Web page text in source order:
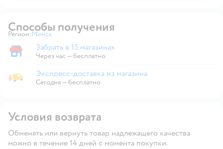
Способы получения
Регион: Выбор адреса доставки.
Минск
Забрать в магазине
Забрать в 15 магазинах
Через час — бесплатно
Экспресс-доставка из магазина
Экспресс-доставка из магазина
Сегодня—бесплатно
Условия возврата
Обменять или вернуть товар надлежащего качества
можно в течение 14 дней с момента покупки.